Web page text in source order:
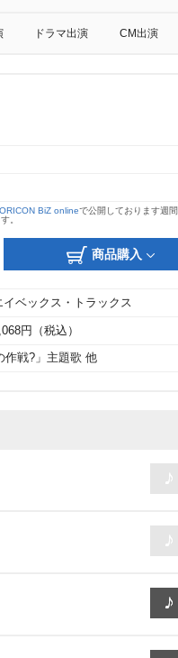
ドラマ出演 CM出演
ORICON BiZ onlineで公開しております週
。
商品購入
イベックス・トラックス
円（税込）
作戦?」主題歌 他